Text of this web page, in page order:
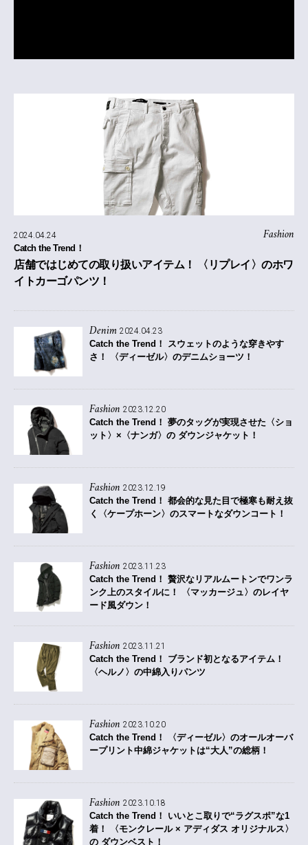
Fashion
2024.04.24
Catch the Trend！
店舗ではじめての取り扱いアイテム！ 〈リプレイ〉のホワ
イトカーゴパンツ！
Denim 2024.04.23
Catch the Trend！
スウェットのような穿きやす
さ！ 〈ディーゼル〉のデニムショーツ！
Fashion 2023.12.20
Catch the Trend！ 夢のタッグが実現させた〈ショ
ット〉×〈ナンガ〉の ダウンジャケット！
Fashion 2023.12.19
Catch the Trend！ 都会的な見た目で極寒も耐え抜
く〈ケープホーン〉のスマートなダウンコート！
Fashion 2023.11.23
Catch the Trend！ 贅沢なリアルムートンでワンラ
ンク上のスタイルに！ 〈マッカージュ〉のレイヤ
ード風ダウン！
Fashion 2023.11.21
Catch the Trend！
ブランド初となるアイテム！
〈ヘルノ〉の中綿入りパンツ
Fashion 2023.10.20
Catch the Trend！
〈ディーゼル〉のオールオーバ
ープリント中綿ジャケットは“大人”の総柄！
Fashion 2023.10.18
Catch the Trend！
いいとこ取りで“ラグスポ”な1
着！ 〈モンクレール × アディダス オリジナルス〉
の ダウンベスト！